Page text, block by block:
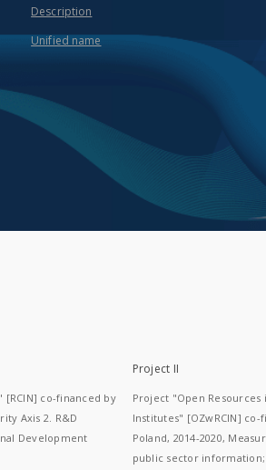
Description
Unified name
co-financed by
Axis 2. R&D
Development
Project II
Project "Open
Institutes" [OZwRCIN]
Poland, 2014-2020,
public sector